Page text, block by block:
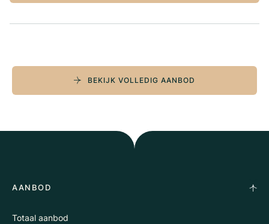
BEKIJK VOLLEDIG AANBOD
AANBOD
Totaal aanbod